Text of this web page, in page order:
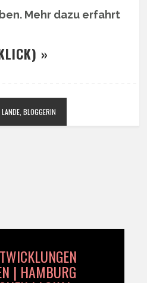
Mehr dazu erfahrt
»
BLOGGERIN
| HAMBURG